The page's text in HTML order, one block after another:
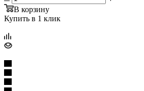
В корзину
Купить в 1 клик